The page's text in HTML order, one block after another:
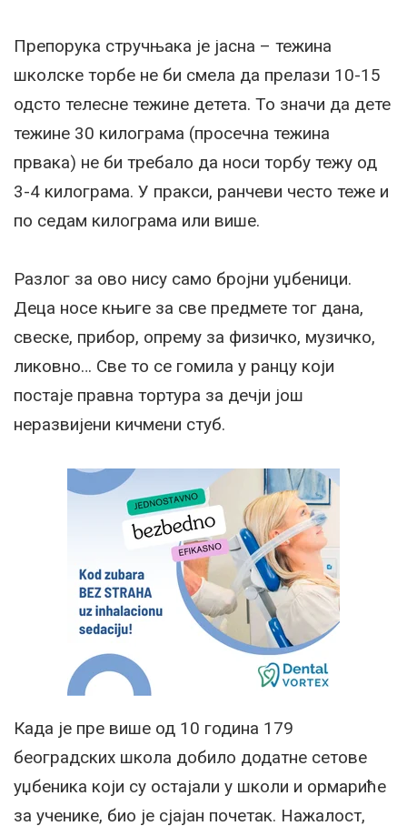
Препорука стручњака је јасна – тежина
школске торбе не би смела да прелази 10-15
одсто телесне тежине детета. То значи да дете
тежине 30 килограма (просечна тежина
првака) не би требало да носи торбу тежу од
3-4 килограма. У пракси, ранчеви често теже и
по седам килограма или више.
Разлог за ово нису само бројни уџбеници.
Деца носе књиге за све предмете тог дана,
свеске, прибор, опрему за физичко, музичко,
ликовно… Све то се гомила у ранцу који
постаје правна тортура за дечји још
неразвијени кичмени стуб.
Када је пре више од 10 година 179
београдских школа добило додатне сетове
уџбеника који су остајали у школи и ормариће
за ученике, био је сјајан почетак. Нажалост,